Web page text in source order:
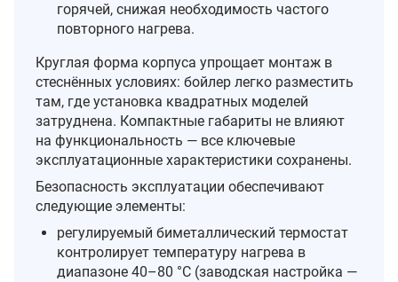
горячей, снижая необходимость частого
повторного нагрева.
Круглая форма корпуса упрощает монтаж в
стеснённых условиях: бойлер легко разместить
там, где установка квадратных моделей
затруднена. Компактные габариты не влияют
на функциональность — все ключевые
эксплуатационные характеристики сохранены.
Безопасность эксплуатации обеспечивают
следующие элементы:
регулируемый биметаллический термостат
контролирует температуру нагрева в
диапазоне 40–80 °C (заводская настройка —